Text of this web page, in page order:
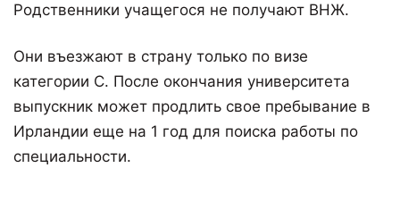
Родственники учащегося не получают ВНЖ.
Они въезжают в страну только по визе
категории С. После окончания университета
выпускник может продлить свое пребывание в
Ирландии еще на 1 год для поиска работы по
специальности.